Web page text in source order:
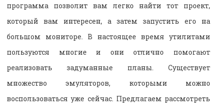
программа позволит вам легко найти тот проект,
который вам интересен, а затем запустить его на
большом мониторе. В настоящее время утилитами
пользуются многие и они отлично помогают
реализовать задуманные планы. Существует
множество эмуляторов, которыми можно
воспользоваться уже сейчас. Предлагаем рассмотреть